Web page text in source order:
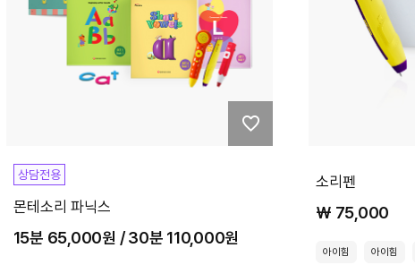
상담전용
몬테소리 파닉스
15분 65,000원 / 30분 110,000원
소리펜
₩ 75,000
아이힘 아이힘